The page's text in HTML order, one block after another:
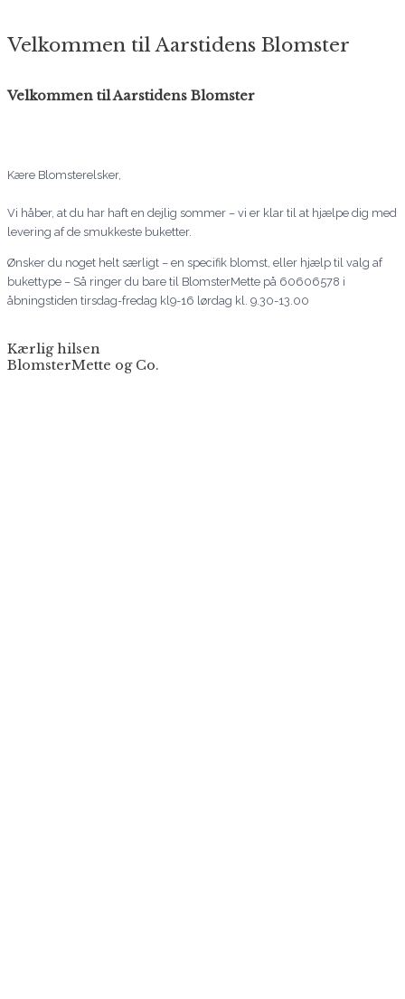
Velkommen til Aarstidens Blomster
Velkommen til Aarstidens Blomster
Kære Blomsterelsker,
Vi håber, at du har haft en dejlig sommer – vi er klar til at hjælpe dig med
levering af de smukkeste buketter.
Ønsker du noget helt særligt – en specifik blomst, eller hjælp til valg af
bukettype – Så ringer du bare til BlomsterMette på 60606578 i
åbningstiden tirsdag-fredag kl9-16 lørdag kl. 9.30-13.00
Kærlig hilsen
BlomsterMette og Co.